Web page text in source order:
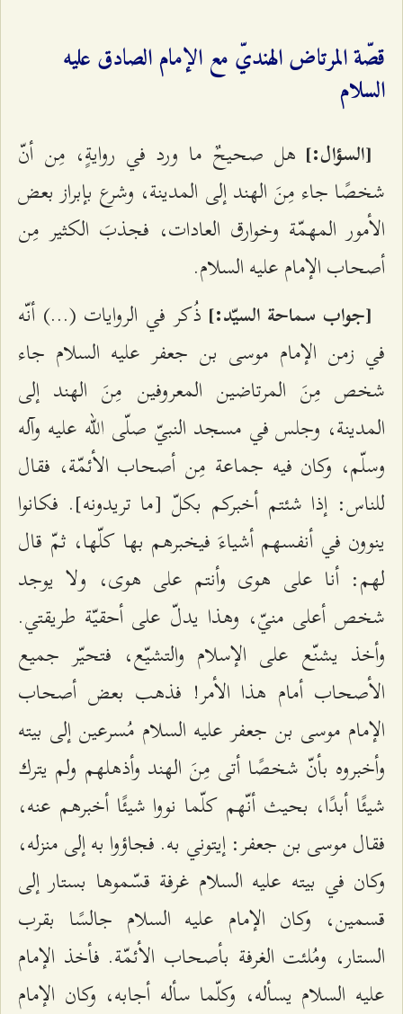
قصّة المرتاض الهنديّ مع الإمام الصادق عليه
السلام
[السؤال:] هل صحيحٌ ما ورد في روايةٍ، مِن أنّ
شخصًا جاء مِنَ الهند إلى المدينة، وشرع بإبراز بعض
الأمور المهمّة وخوارق العادات، فجذبَ الكثير مِن
أصحاب الإمام عليه السلام.
[جواب سماحة السيّد:] ذُكر في الروايات (...) أنّه
في زمن الإمام موسى بن جعفر عليه السلام جاء
شخص مِنَ المرتاضين المعروفين مِنَ الهند إلى
المدينة، وجلس في مسجد النبيّ صلّى الله عليه وآله
وسلّم، وكان فيه جماعة مِن أصحاب الأئمّة، فقال
للناس: إذا شئتم أخبركم بكلّ [ما تريدونه]. فكانوا
ينوون في أنفسهم أشياءَ فيخبرهم بها كلّها، ثمّ قال
لهم: أنا على هوى وأنتم على هوى، ولا يوجد
شخص أعلى منيّ، وهذا يدلّ على أحقيّة طريقتي.
وأخذ يشنّع على الإسلام والتشيّع، فتحيّر جميع
الأصحاب أمام هذا الأمر! فذهب بعض أصحاب
الإمام موسى بن جعفر عليه السلام مُسرعين إلى بيته
وأخبروه بأنّ شخصًا أتى مِنَ الهند وأذهلهم ولم يترك
شيئًا أبدًا، بحيث أنّهم كلّما نووا شيئًا أخبرهم عنه،
فقال موسى بن جعفر: إيتوني به. فجاؤوا به إلى منزله،
وكان في بيته عليه السلام غرفة قسّموها بستار إلى
قسمين، وكان الإمام عليه السلام جالسًا بقرب
الستار، ومُلئت الغرفة بأصحاب الأئمّة. فأخذ الإمام
عليه السلام يسأله، وكلّما سأله أجابه، وكان الإمام